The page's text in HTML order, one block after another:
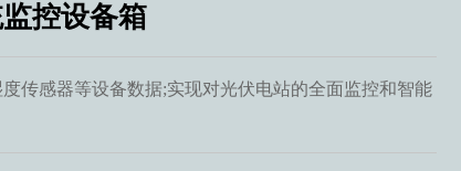
控设备箱
传感器等设备数据;实现对光伏电站的全面监控和智能